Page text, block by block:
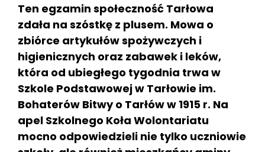
Ten egzamin społeczność Tarłowa
zdała na szóstkę z plusem. Mowa o
zbiórce artykułów spożywczych i
higienicznych oraz zabawek i leków,
która od ubiegłego tygodnia trwa w
Szkole Podstawowej w Tarłowie im.
Bohaterów Bitwy o Tarłów w 1915 r. Na
apel Szkolnego Koła Wolontariatu
mocno odpowiedzieli nie tylko uczniowie